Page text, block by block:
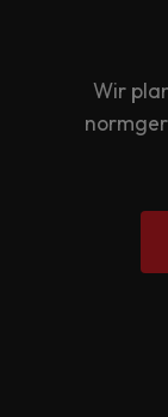
Wir